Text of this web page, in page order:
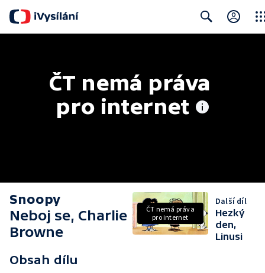
ČT nemá práva
pro internet
Snoopy
Neboj se, Charlie
Browne
Obsah dílu
ČT nemá práva
pro internet
Další díl
Hezký
den,
Linusi